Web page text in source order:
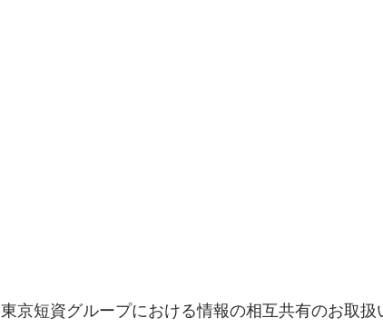
東京短資グループにおける情報の相互共有のお取扱